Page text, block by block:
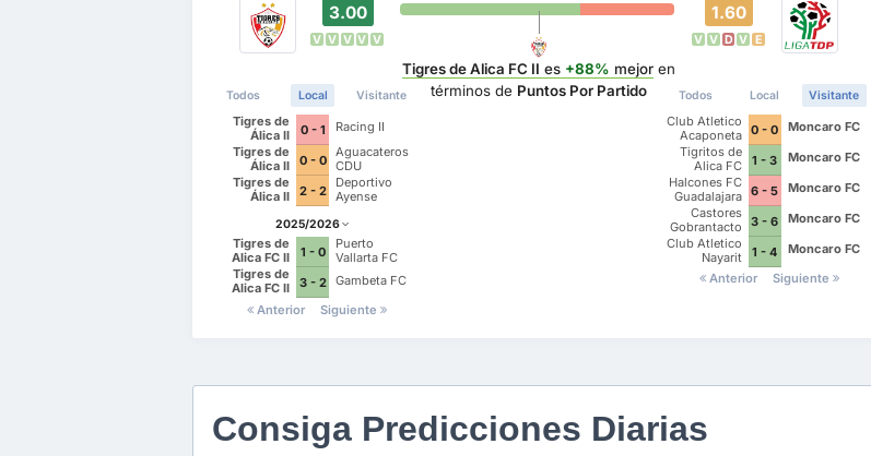
3.00
V V V V V
Todos Local Visitante
Tigres de
Álica II
0 - 1
Racing II
Tigres de
Álica II
0 - 0
Aguacateros
CDU
Tigres de
Álica II
2 - 2
Deportivo
Ayense
2025/2026
Tigres de
Alica FC II
1 - 0
Puerto
Vallarta FC
Tigres de
Alica FC II
3 - 2
Gambeta FC
Anterior
Siguiente
Tigres de Alica FC II es +88% mejoren
términos de Puntos Por Partido
1.60
V V D V E
Todos Local Visitante
Club Atletico
Acaponeta 0 - 0
Moncaro FC
Tigritos de
Alica FC
1 - 3
Moncaro FC
Halcones FC
Guadalajara 6 - 5
Moncaro FC
Castores
Gobrantacto
FC
3 - 6
Moncaro FC
Club Atletico
Nayarit
1 - 4
Moncaro FC
Anterior
Siguiente
Consiga Predicciones Diarias